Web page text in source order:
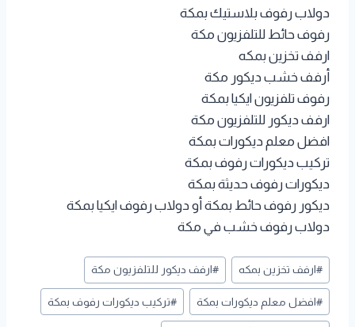
دولاب رفوف بلاستيك بمكة
رفوف حائط للتلفزيون مكة
ارفف تخزين بمكه
أرفف خشب ديكور مكة
رفوف تلفزيون ايكيا بمكة
ارفف ديكور للتلفزيون مكة
افضل معلم ديكورات بمكة
تركيب ديكورات رفوف بمكة
ديكورات رفوف حديثة بمكة
ديكور رفوف حائط بمكة أو دولاب رفوف ايكيا بمكة
دولاب رفوف خشب في مكة
وسوم
المقال:
#ارفف تخزين بمكه #ارفف ديكور للتلفزيون مكة
# افضل معلم ديكورات بمكة #تركيب ديكورات رفوف بمكة